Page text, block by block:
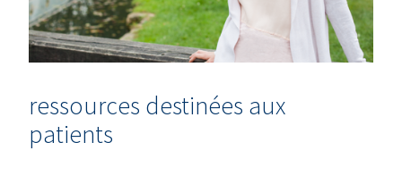
ressources destinées aux
patients